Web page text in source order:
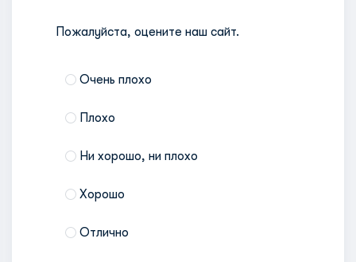
Пожалуйста, оцените наш сайт.
Очень плохо
Плохо
Ни хорошо, ни плохо
Хорошо
Отлично